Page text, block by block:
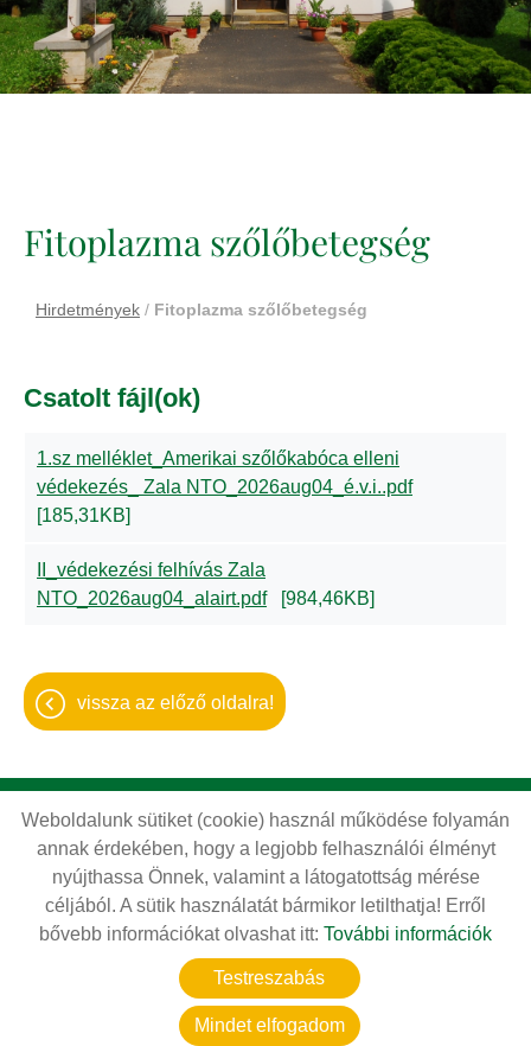
Fitoplazma szőlőbetegség
Hirdetmények / Fitoplazma szőlőbetegség
Csatolt fájl(ok)
1.sz melléklet_Amerikai szőlőkabóca elleni
védekezés_ Zala NTO_2026aug04_é.v.i..pdf
[185,31KB]
II_védekezési felhívás Zala
NTO_2026aug04_alairt.pdf
[984,46KB]
vissza az előző oldalra!
© 2026 - Minden jog fenntartva
Oldal információk
Adatkezelési tájékoztató
Impresszum
Sütik kezelése
Akadálymentesítési nyilatkozat
Mindet elfogadom
Testreszabás
Weboldalunk sütiket (cookie) használ működése folyamán
annak érdekében, hogy a legjobb felhasználói élményt
nyújthassa Önnek, valamint a látogatottság mérése
céljából. A sütik használatát bármikor letilthatja! Erről
bővebb információkat olvashat itt: További információk